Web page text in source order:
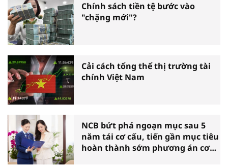
Chính sách tiền tệ bước vào
"chặng mới"?
Cải cách tổng thể thị trường tài
chính Việt Nam
NCB bứt phá ngoạn mục sau 5
năm tái cơ cấu, tiến gần mục tiêu
hoàn thành sớm phương án cơ